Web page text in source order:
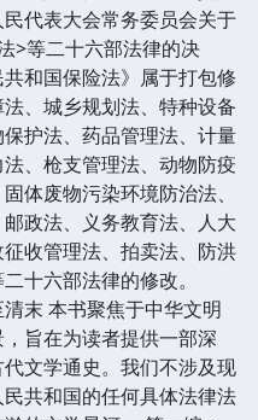
代表大会常务委员会关于
>等二十六部法律的决
和国保险法》属于打包修
、城乡规划法、特种设备
护法、药品管理法、计量
、枪支管理法、动物防疫
体废物污染环境防治法、
政法、义务教育法、人大
收管理法、拍卖法、防洪
十六部法律的修改。
末 本书聚焦于中华文明
旨在为读者提供一部深
文学通史。我们不涉及现
共和国的任何具体法律法